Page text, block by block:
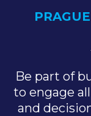
Be part of
to engage
and